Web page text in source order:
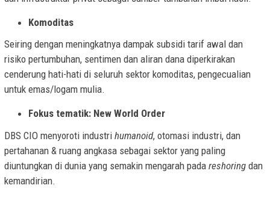
Komoditas
Seiring dengan meningkatnya dampak subsidi tarif awal dan
risiko pertumbuhan, sentimen dan aliran dana diperkirakan
cenderung hati-hati di seluruh sektor komoditas, pengecualian
untuk emas/logam mulia.
Fokus tematik: New World Order
DBS CIO menyoroti industri humanoid, otomasi industri, dan
pertahanan & ruang angkasa sebagai sektor yang paling
diuntungkan di dunia yang semakin mengarah pada reshoring dan
kemandirian.